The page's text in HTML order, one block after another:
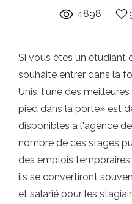
4898
Si vous êtes un étudiant
souhaite entrer dans la
Unis, l'une des
pied dans la porte» est
disponibles à l'agence
nombre de ces stages
des emplois temporaires
ils se convertiront
et salarié pour les